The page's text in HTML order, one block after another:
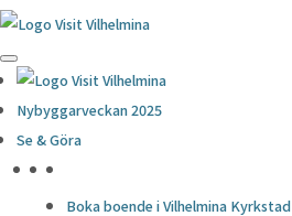
Nybyggarveckan 2025
Se & Göra
Boka boende i Vilhelmina Kyrkstad